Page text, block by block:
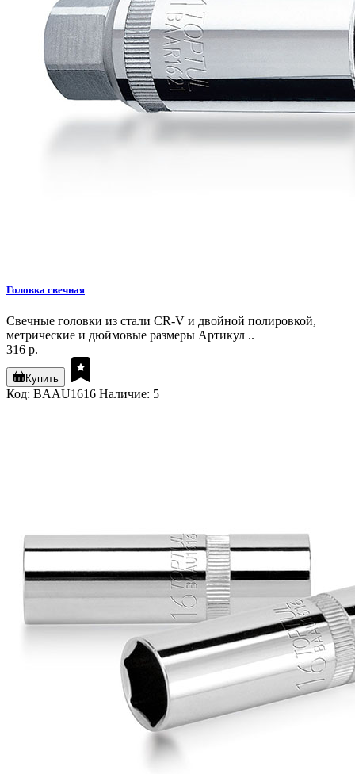
Головка свечная
Свечные головки из стали CR-V и двойной полировкой,
метрические и дюймовые размеры Артикул ..
316 р.
Купить
Код: BAAU1616 Наличие: 5